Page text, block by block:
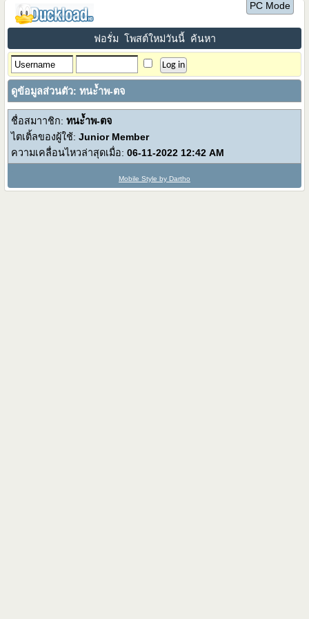
PC Mode
ฟอรั่ม โพสต์ใหม่วันนี้ ค้นหา
ดูข้อมูลส่วนตัว: ทนะ้ำพ-ตจ
ชื่อสมาาชิก:ทนะ้ำพ-ตจ
ไตเติ้ลของผู้ใช้:Junior Member
ความเคลื่อนไหวล่าสุดเมื่อ: 06-11-2022 12:42 AM
Mobile Style by Dartho